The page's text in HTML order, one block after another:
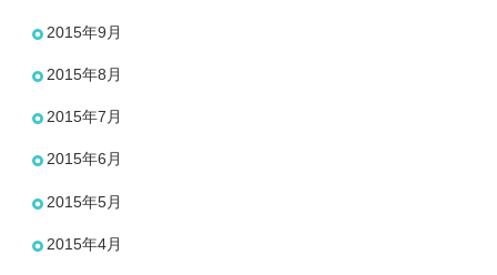
2015年9月
2015年8月
2015年7月
2015年6月
2015年5月
2015年4月